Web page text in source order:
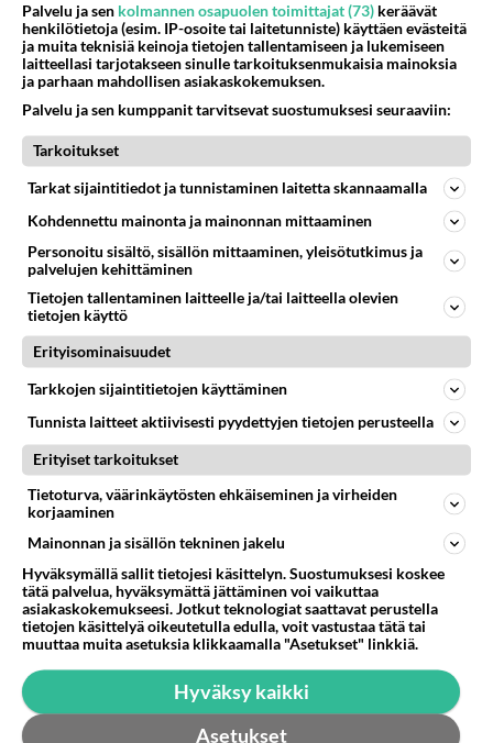
Ilman pyhiä kirjoja ei olisi tietoa siitä mitä Jumala
on suunnitellut kullekin ajalle toimeen pantavaksi.
Ei olisi mitään tietoa Jumalasta, vaan olisi aivan
ihmisten pelinappula suuressa tai pienessä
pelissä.
Ilmestys 12 ja Joh. 16:25 ovat pääasialliset
raamatun kohdat jotka ovat menossa. Vielä
Herra Zebaot kehotti tutustumaan myös Ilmestys
13 asioihin.
Myös Koraani kykenee tutkijalleen antamaan
tietoa siitä missä mennään sekä Hare Krishna
liikkeen kirjat, mutta pääasiallisin lähde on
raamattu. Se on kaiken perusta.
ON KUITENKIN OTETTAVA HUOMIOON, ETTÄ
RAKENTAMAAN PERUSTALLE JONKA HÄN
OSOITTI JA NIIN OVATKIN LÄHES KAIKKI
MAAILMAN USKONNOT JA LIIKKEET
RAKENTANEET JUURI TUOLLE PERUSTALLE
OMAN TOIMINTANSA. Ne näyttävät
kehittyneemmiltä kuin Kristinusko, mutta myös
niiden moottori ja perusta on Kristuksen opeissa.
Palvelu ja sen kolmannen osapuolen toimittajat (73) keräävät
henkilötietoja (esim. IP-osoite tai laitetunniste) käyttäen evästeitä
ja muita teknisiä keinoja tietojen tallentamiseen ja lukemiseen
laitteellasi tarjotakseen sinulle tarkoituksenmukaisia mainoksia
ja parhaan mahdollisen asiakaskokemuksen.
Palvelu ja sen kumppanit tarvitsevat suostumuksesi seuraaviin:
Tarkoitukset
Tarkat sijaintitiedot ja tunnistaminen laitetta skannaamalla
Kohdennettu mainonta ja mainonnan mittaaminen
Personoitu sisältö, sisällön mittaaminen, yleisötutkimus ja
palvelujen kehittäminen
Tietojen tallentaminen laitteelle ja/tai laitteella olevien
tietojen käyttö
Erityisominaisuudet
Tarkkojen sijaintitietojen käyttäminen
Tunnista laitteet aktiivisesti pyydettyjen tietojen perusteella
Erityiset tarkoitukset
Tietoturva, väärinkäytösten ehkäiseminen ja virheiden
korjaaminen
Mainonnan ja sisällön tekninen jakelu
Hyväksymällä sallit tietojesi käsittelyn. Suostumuksesi koskee
tätä palvelua, hyväksymättä jättäminen voi vaikuttaa
asiakaskokemukseesi. Jotkut teknologiat saattavat perustella
tietojen käsittelyä oikeutetulla edulla, voit vastustaa tätä tai
muuttaa muita asetuksia klikkaamalla "Asetukset" linkkiä.
Hyväksy kaikki
Asetukset